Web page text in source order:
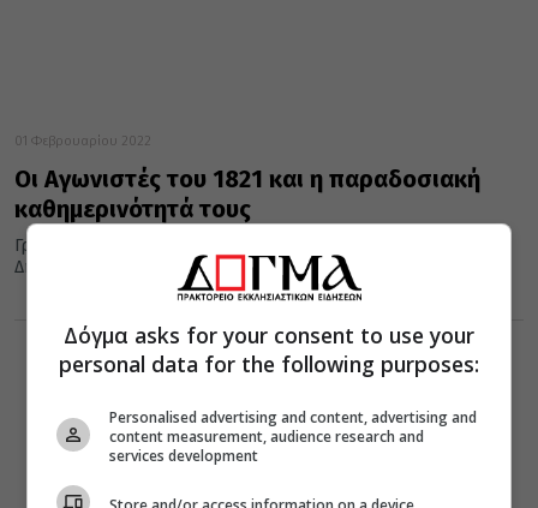
01 Φεβρουαρίου 2022
Οι Αγωνιστές του 1821 και η παραδοσιακή
καθημερινότητά τους
Γράφει ο Μ. Βαρβούνης, Καθηγητής Λαογραφίας του
Δημοκρίτειου Πανεπιστήμιου Θράκης
Δόγμα asks for your consent to use your
personal data for the following purposes:
Personalised advertising and content, advertising and
content measurement, audience research and
services development